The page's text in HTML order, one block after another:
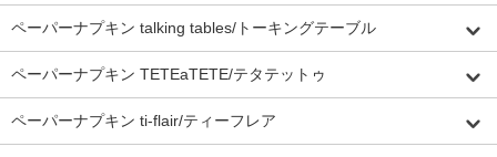
ペーパーナプキン talking tables/トーキングテーブル
ペーパーナプキン TETEaTETE/テタテットゥ
ペーパーナプキン ti-flair/ティーフレア